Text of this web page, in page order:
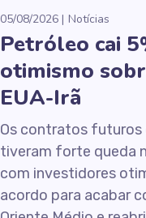
05/08/2026 Notícias
Petróleo cai
otimismo
EUA-Irã
Os contratos futuros
tiveram forte queda
com investidores
acordo para acabar